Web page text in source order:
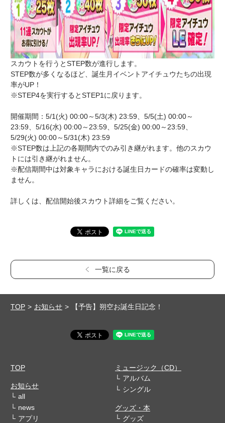
スカウトを行うとSTEP数が進行します。
STEP数が多くなるほど、誕生月イベントアイチュウたちの出現
率がUP！
※STEP4を実行するとSTEP1に戻ります。
開催期間：5/1(火) 00:00～5/3(木) 23:59、5/5(土) 00:00～
23:59、5/16(水) 00:00～23:59、5/25(金) 00:00～23:59、
5/29(火) 00:00～5/31(木) 23:59
※STEP数は上記の各期間内でのみ引き継がれます。他のスカウ
トには引き継がれません。
※配信期間中は対象キャラにおける誕生日カードの確率は変動し
ません。
詳しくは、配信開始後スカウト詳細をご覧ください。
一覧に戻る
TOP お知らせ 【予告】朔空お誕生日記念！
TOP
お知らせ
all
news
アプリ
ミュージック（CD）
アルバム
シングル
グッズ・本
グッズ